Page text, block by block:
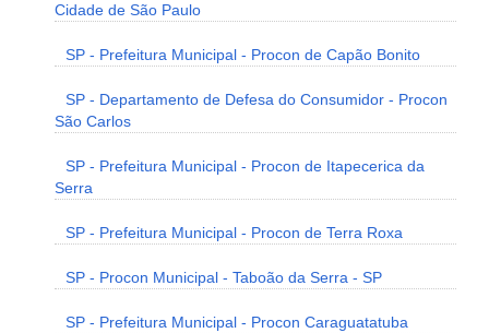
Cidade de São Paulo
SP - Prefeitura Municipal - Procon de Capão Bonito
SP - Departamento de Defesa do Consumidor - Procon
São Carlos
SP - Prefeitura Municipal - Procon de Itapecerica da
Serra
SP - Prefeitura Municipal - Procon de Terra Roxa
SP - Procon Municipal - Taboão da Serra - SP
SP - Prefeitura Municipal - Procon Caraguatatuba